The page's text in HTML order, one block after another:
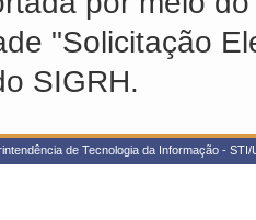
"Solicitação
SIGRH.
de Tecnologia da Informação -